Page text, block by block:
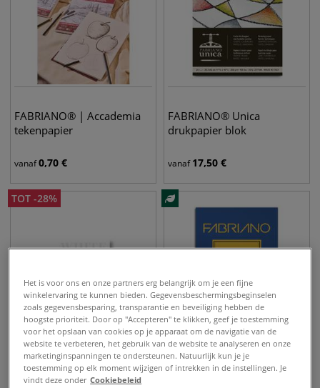
FABRIANO® | Accademia
tekenpapier
vanaf0,70 €
FABRIANO® Unica
drukpapier blok
vanaf 17,50 €
TOT -28%
Papier FABRIANO® White
White
FABRIANO® |1264
Het is voor ons en onze partners erg belangrijk om je een fijne
winkelervaring te kunnen bieden. Gegevensbeschermingsbeginselen
zoals gegevensbesparing, transparantie en beveiliging hebben de
hoogste prioriteit. Door op "Accepteren" te klikken, geef je toestemming
voor het opslaan van cookies op je apparaat om de navigatie van de
website te verbeteren, het gebruik van de website te analyseren en onze
marketinginspanningen te ondersteunen. Natuurlijk kun je je
toestemming op elk moment wijzigen of intrekken in de instellingen. Je
vindt deze onder Cookiebeleid